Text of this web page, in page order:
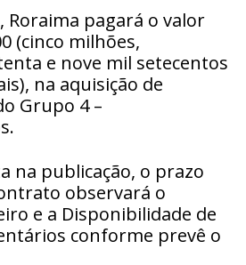
pagará o valor
(cinco milhões,
e nove mil setecentos
na aquisição de
Grupo 4 –
na publicação, o prazo
observará o
e a Disponibilidade de
conforme prevê o